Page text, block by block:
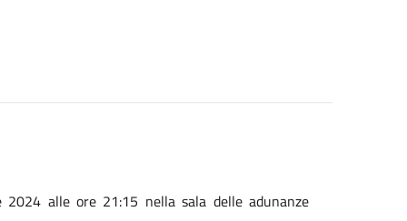
alle ore 21:15 nella sala delle adunanze